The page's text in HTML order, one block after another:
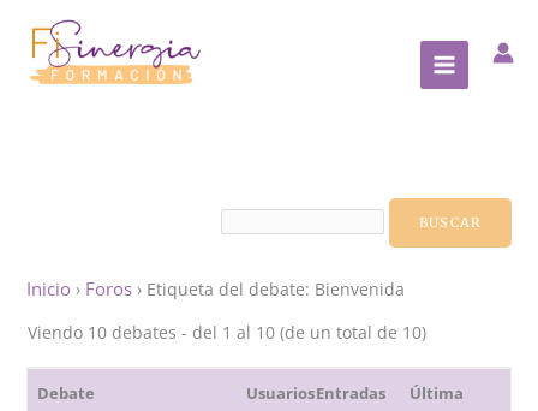
contenido
Inicio › Foros › Etiqueta del debate: Bienvenida
Viendo 10 debates - del 1 al 10 (de un total de 10)
Debate UsuariosEntradas
Última